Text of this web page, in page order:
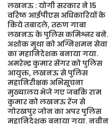
लखनऊ : योगी सरकार ने 15
वरिष्ठ आईपीएस अधिकारियों के
किये तबादले, तरुण गाबा
लखनऊ के पुलिस कमिश्नर बने.
अशोक मुथा को अग्निशमन सेवा
का महानिदेशक बनाया गया.
अमरेन्द्र कुमार सेंगर को पुलिस
आयुक्त, लखनऊ से पुलिस
महानिरीक्षक अभिसूचना
मुख्यालय भेजे गए जबकि राम
कुमार को लखनऊ रेंज से
गोरखपुर जोन का अपर पुलिस
महानिदेशक बनाया गया. नवीन